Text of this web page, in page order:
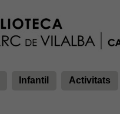
Infantil Activitats